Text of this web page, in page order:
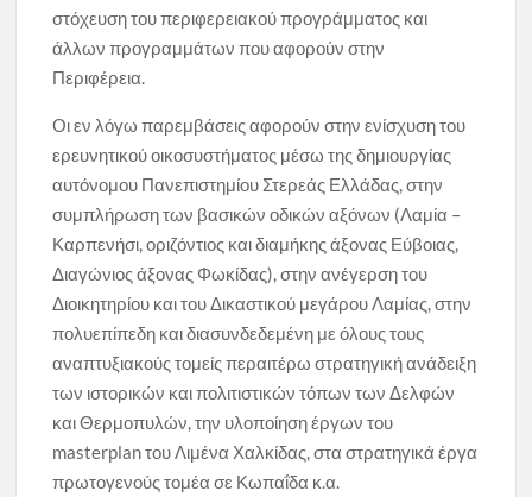
στόχευση του περιφερειακού προγράμματος και
άλλων προγραμμάτων που αφορούν στην
Περιφέρεια.
Οι εν λόγω παρεμβάσεις αφορούν στην ενίσχυση του
ερευνητικού οικοσυστήματος μέσω της δημιουργίας
αυτόνομου Πανεπιστημίου Στερεάς Ελλάδας, στην
συμπλήρωση των βασικών οδικών αξόνων (Λαμία –
Καρπενήσι, οριζόντιος και διαμήκης άξονας Εύβοιας,
Διαγώνιος άξονας Φωκίδας), στην ανέγερση του
Διοικητηρίου και του Δικαστικού μεγάρου Λαμίας, στην
πολυεπίπεδη και διασυνδεδεμένη με όλους τους
αναπτυξιακούς τομείς περαιτέρω στρατηγική ανάδειξη
των ιστορικών και πολιτιστικών τόπων των Δελφών
και Θερμοπυλών, την υλοποίηση έργων του
masterplan του Λιμένα Χαλκίδας, στα στρατηγικά έργα
πρωτογενούς τομέα σε Κωπαΐδα κ.α.